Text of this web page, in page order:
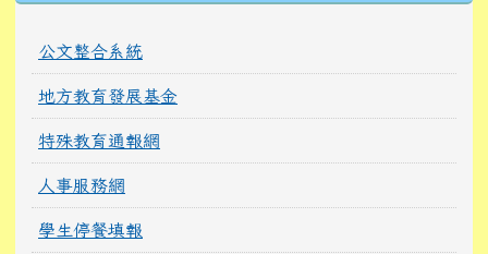
公文整合系統
地方教育發展基金
特殊教育通報網
人事服務網
學生停餐填報